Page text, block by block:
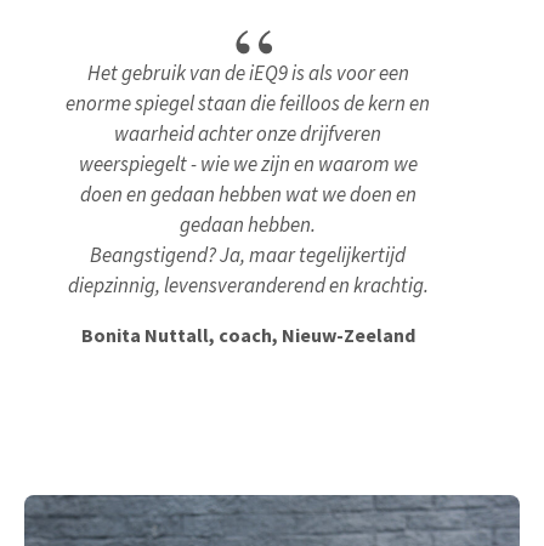
Het gebruik van de iEQ9 is als voor een
enorme spiegel staan die feilloos de kern en
waarheid achter onze drijfveren
weerspiegelt - wie we zijn en waarom we
doen en gedaan hebben wat we doen en
gedaan hebben.
Beangstigend? Ja, maar tegelijkertijd
diepzinnig, levensveranderend en krachtig.
Bonita Nuttall, coach, Nieuw-Zeeland